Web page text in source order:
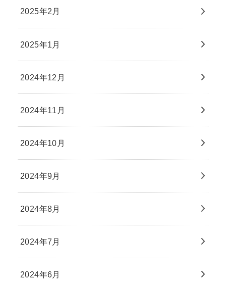
2025年2月
2025年1月
2024年12月
2024年11月
2024年10月
2024年9月
2024年8月
2024年7月
2024年6月